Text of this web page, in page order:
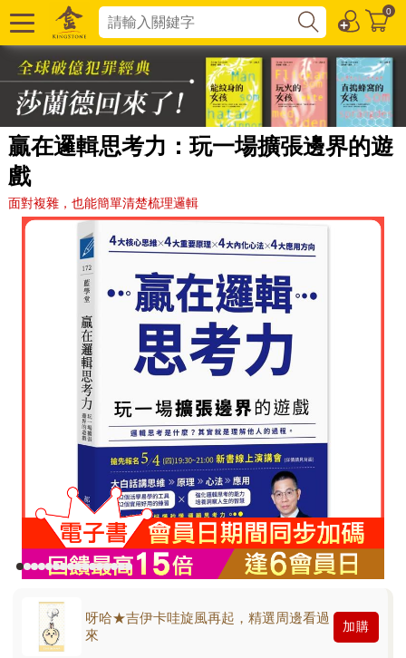
0
贏在邏輯思考力：玩一場擴張邊界的遊
戲
面對複雜，也能簡單清楚梳理邏輯
呀哈★吉伊卡哇旋風再起，精選周邊看過
來
加購